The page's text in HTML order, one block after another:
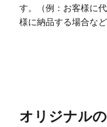
す。（例：お客様に
様に納品する場合など
オリジナル